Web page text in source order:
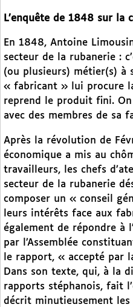
L’enquête de 1848 sur la
En 1848, Antoine
secteur de la rubanerie :
(ou plusieurs) métier(s) à
« fabricant » lui procure
reprend le produit fini.
avec des membres de sa
Après la révolution de
économique a mis au
travailleurs, les chefs
secteur de la rubanerie
composer un « conseil
leurs intérêts face aux
également de répondre à
par l’Assemblée
le rapport, « accepté par
Dans son texte, qui, à la
rapports stéphanois, fait
décrit minutieusement